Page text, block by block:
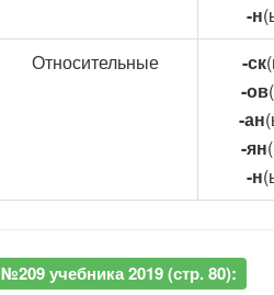
-н
Относительные
-ск
-ов
-ан
-ян
-н
№209 учебника 2019 (стр. 80):